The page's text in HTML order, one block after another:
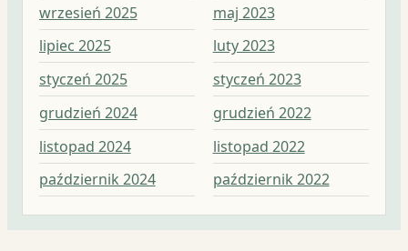
wrzesień 2025
lipiec 2025
styczeń 2025
grudzień 2024
listopad 2024
październik 2024
maj 2023
luty 2023
styczeń 2023
grudzień 2022
listopad 2022
październik 2022